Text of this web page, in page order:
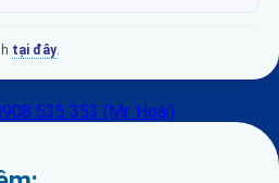
tại đây.
535 353 (Mr. Hoài)